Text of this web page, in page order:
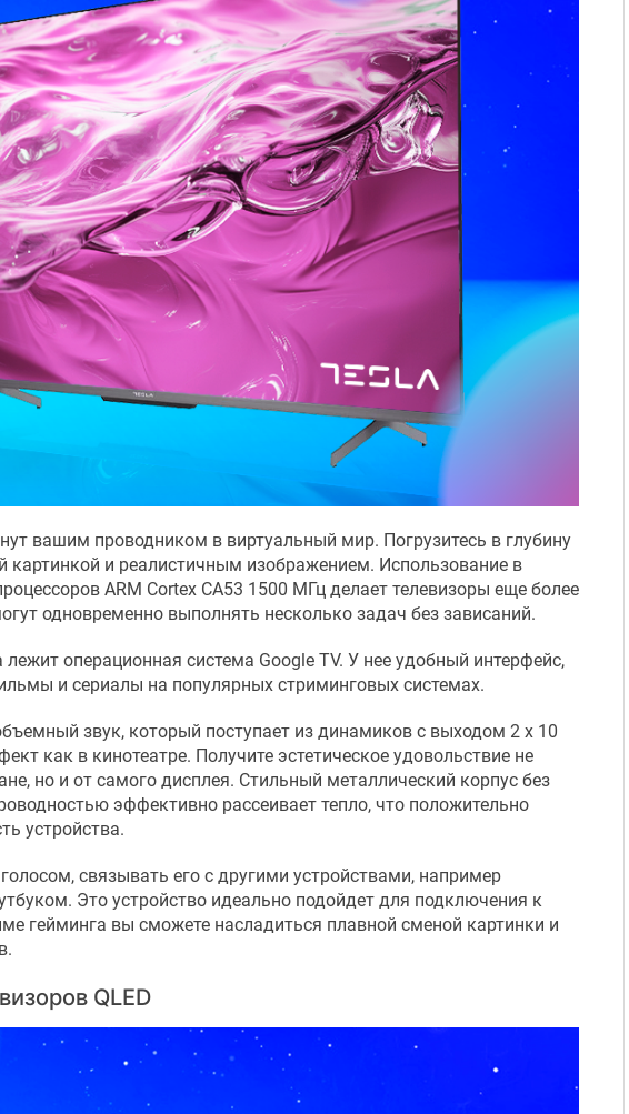
вашим проводником в виртуальный мир. Погрузитесь в глубину
картинкой и реалистичным изображением. Использование в
ARM Cortex CA53 1500 МГц делает телевизоры еще более
одновременно выполнять несколько задач без зависаний.
лежит операционная система Google TV. У нее удобный интерфейс,
и сериалы на популярных стриминговых системах.
звук, который поступает из динамиков с выходом 2 х 10
как в кинотеатре. Получите эстетическое удовольствие не
но и от самого дисплея. Стильный металлический корпус без
эффективно рассеивает тепло, что положительно
устройства.
связывать его с другими устройствами, например
Это устройство идеально подойдет для подключения к
гейминга вы сможете насладиться плавной сменой картинки и
QLED